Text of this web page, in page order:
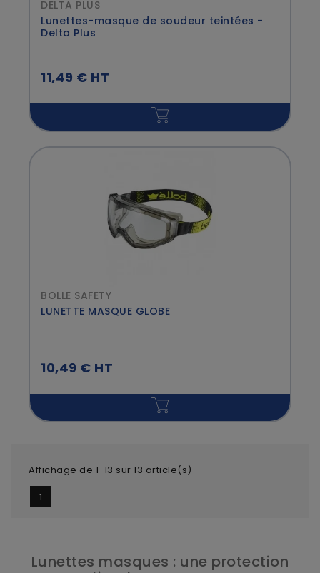
DELTA PLUS
Lunettes-masque de soudeur teintées -
Delta Plus
11,49 € HT
BOLLE SAFETY
LUNETTE MASQUE GLOBE
10,49 € HT
Affichage de 1-13 sur 13 article(s)
1
Lunettes masques : une protection